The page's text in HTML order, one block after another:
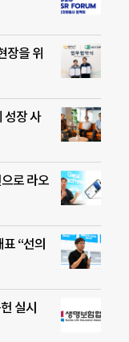
장을 위
성장 사
로 라오
“선의
실시